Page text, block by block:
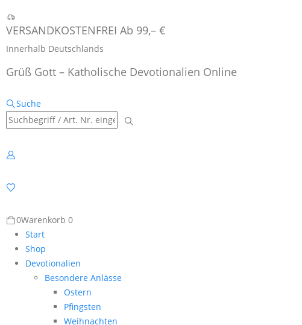
VERSANDKOSTENFREI Ab 99,– €
Innerhalb Deutschlands
Grüß Gott – Katholische Devotionalien Online
Suche
0Warenkorb 0
Start
Shop
Devotionalien
Besondere Anlässe
Ostern
Pfingsten
Weihnachten